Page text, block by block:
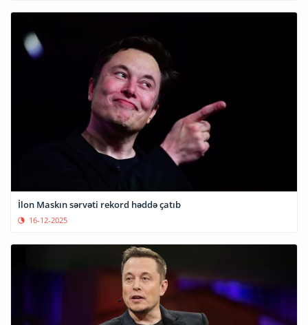
İlon Maskın sərvəti rekord həddə çatıb
16-12-2025